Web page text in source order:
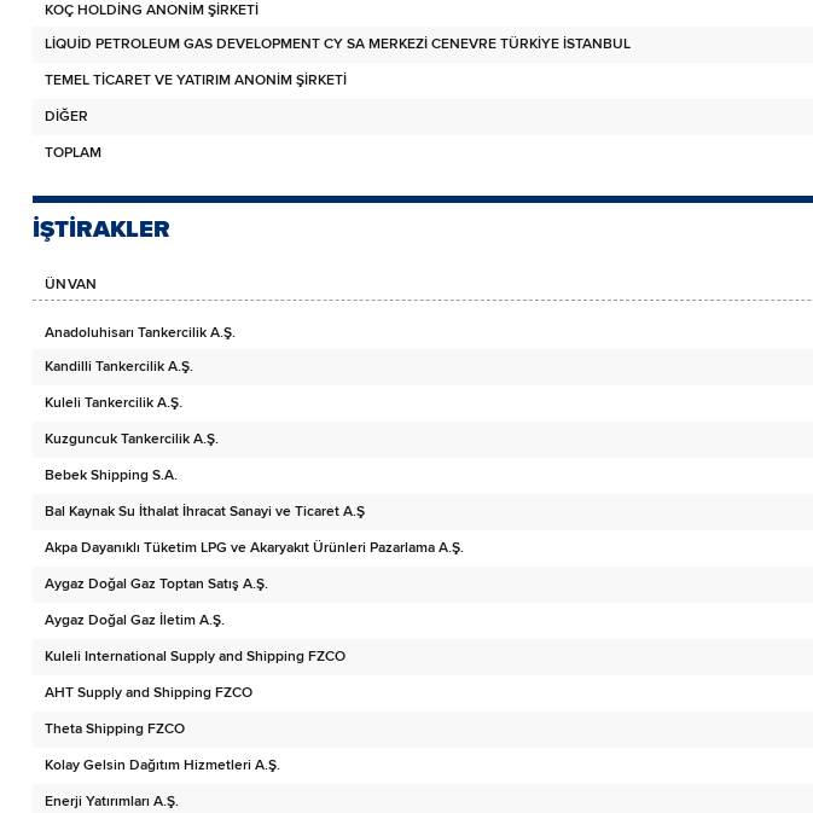
KOÇ HOLDİNG ANONİM ŞİRKETİ
LİQUİD PETROLEUM GAS DEVELOPMENT CY SA MERKEZİ CENEVRE TÜRKİYE İSTANBUL
TEMEL TİCARET VE YATIRIM ANONİM ŞİRKETİ
DİĞER
TOPLAM
İŞTİRAKLER
ÜNVAN
Anadoluhisarı Tankercilik A.Ş.
Kandilli Tankercilik A.Ş.
Kuleli Tankercilik A.Ş.
Kuzguncuk Tankercilik A.Ş.
Bebek Shipping S.A.
Bal Kaynak Su İthalat İhracat Sanayi ve Ticaret A.Ş
Akpa Dayanıklı Tüketim LPG ve Akaryakıt Ürünleri Pazarlama A.Ş.
Aygaz Doğal Gaz Toptan Satış A.Ş.
Aygaz Doğal Gaz İletim A.Ş.
Kuleli International Supply and Shipping FZCO
AHT Supply and Shipping FZCO
Theta Shipping FZCO
Kolay Gelsin Dağıtım Hizmetleri A.Ş.
Enerji Yatırımları A.Ş.